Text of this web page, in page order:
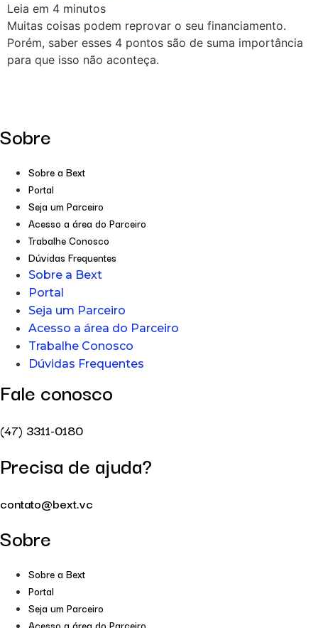
Leia em 4 minutos
Muitas coisas podem reprovar o seu financiamento.
Porém, saber esses 4 pontos são de suma importância
para que isso não aconteça.
Sobre
Sobre a Bext
Portal
Seja um Parceiro
Acesso a área do Parceiro
Trabalhe Conosco
Dúvidas Frequentes
Sobre a Bext
Portal
Seja um Parceiro
Acesso a área do Parceiro
Trabalhe Conosco
Dúvidas Frequentes
Fale conosco
(47) 3311-0180
Precisa de ajuda?
contato@bext.vc
Sobre
Sobre a Bext
Portal
Seja um Parceiro